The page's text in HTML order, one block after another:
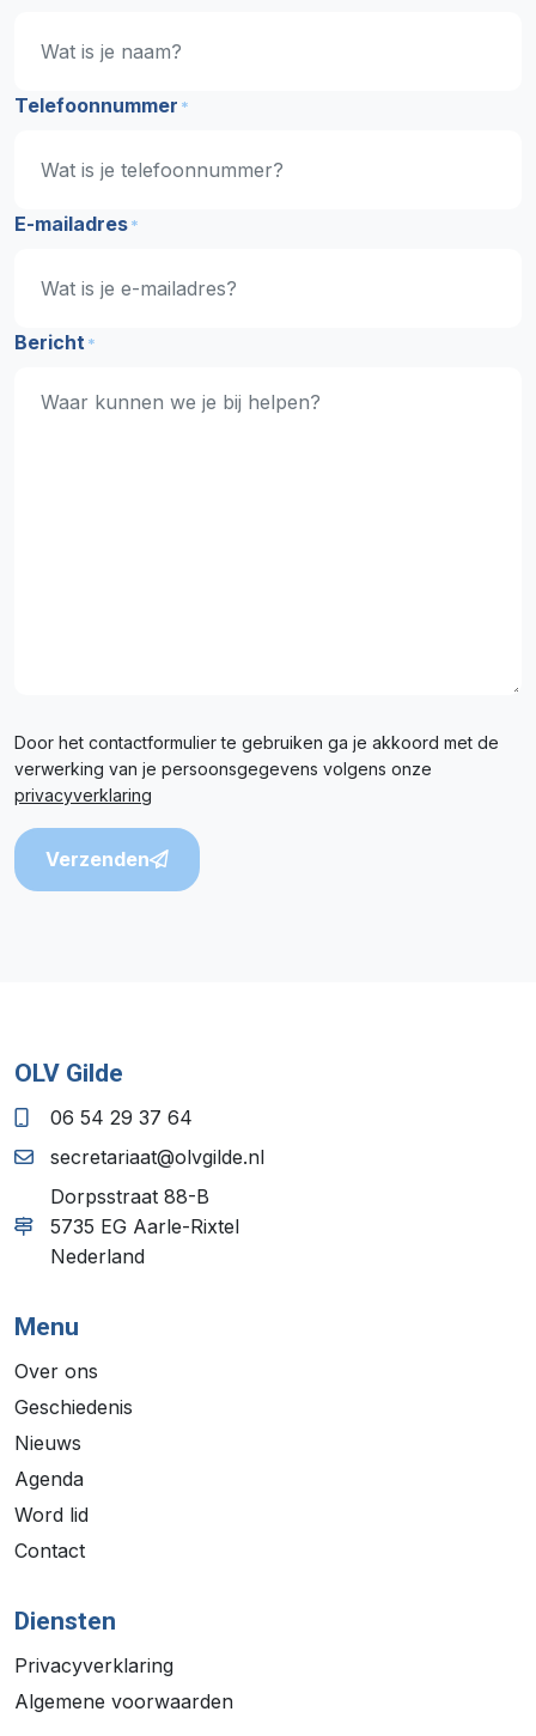
Telefoonnummer *
E-mailadres*
Bericht *
Door het contactformulier te gebruiken ga je akkoord met de
verwerking van je persoonsgegevens volgens onze
privacyverklaring
Verzenden
OLV Gilde
06 54 29 37 64
secretariaat@olvgilde.nl
Dorpsstraat 88-B
5735 EG Aarle-Rixtel
Nederland
Menu
Over ons
Geschiedenis
Nieuws
Agenda
Word lid
Contact
Diensten
Privacyverklaring
Algemene voorwaarden